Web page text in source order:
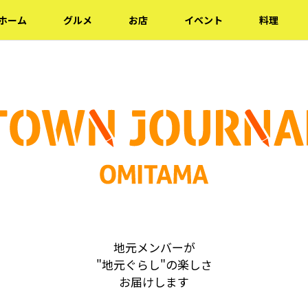
ーム グルメ お店 イベント 料理
地元メンバーが
"地元ぐらし"の楽しさ
お届けします